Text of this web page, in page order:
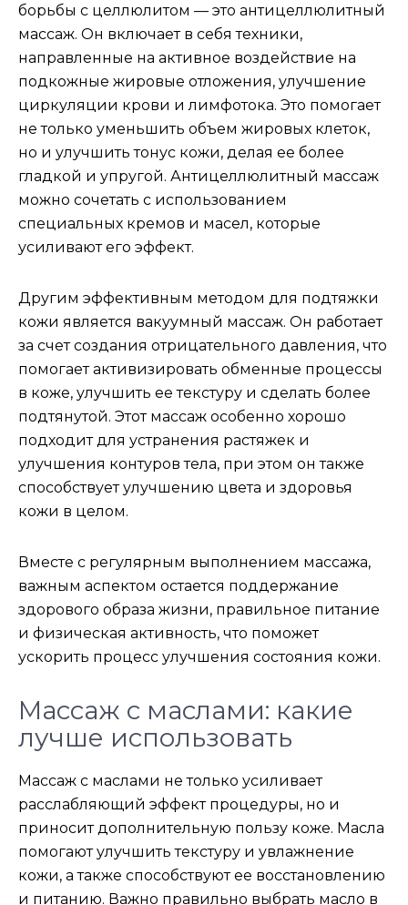
борьбы с целлюлитом — это антицеллюлитный
массаж. Он включает в себя техники,
направленные на активное воздействие на
подкожные жировые отложения, улучшение
циркуляции крови и лимфотока. Это помогает
не только уменьшить объем жировых клеток,
но и улучшить тонус кожи, делая ее более
гладкой и упругой. Антицеллюлитный массаж
можно сочетать с использованием
специальных кремов и масел, которые
усиливают его эффект.
Другим эффективным методом для подтяжки
кожи является вакуумный массаж. Он работает
за счет создания отрицательного давления, что
помогает активизировать обменные процессы
в коже, улучшить ее текстуру и сделать более
подтянутой. Этот массаж особенно хорошо
подходит для устранения растяжек и
улучшения контуров тела, при этом он также
способствует улучшению цвета и здоровья
кожи в целом.
Вместе с регулярным выполнением массажа,
важным аспектом остается поддержание
здорового образа жизни, правильное питание
и физическая активность, что поможет
ускорить процесс улучшения состояния кожи.
Массаж с маслами: какие
лучше использовать
Массаж с маслами не только усиливает
расслабляющий эффект процедуры, но и
приносит дополнительную пользу коже. Масла
помогают улучшить текстуру и увлажнение
кожи, а также способствуют ее восстановлению
и питанию. Важно правильно выбрать масло в